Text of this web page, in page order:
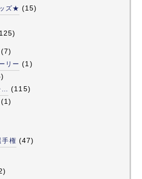
ズ★ (15)
(7)
リー (1)
(115)
(1)
手権 (47)